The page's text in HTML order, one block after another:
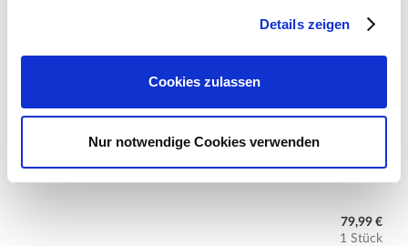
Details zeigen
Cookies zulassen
Nur notwendige Cookies verwenden
LuVille Weihnachtshäuschen Schmiede
79,99 €
1 Stück